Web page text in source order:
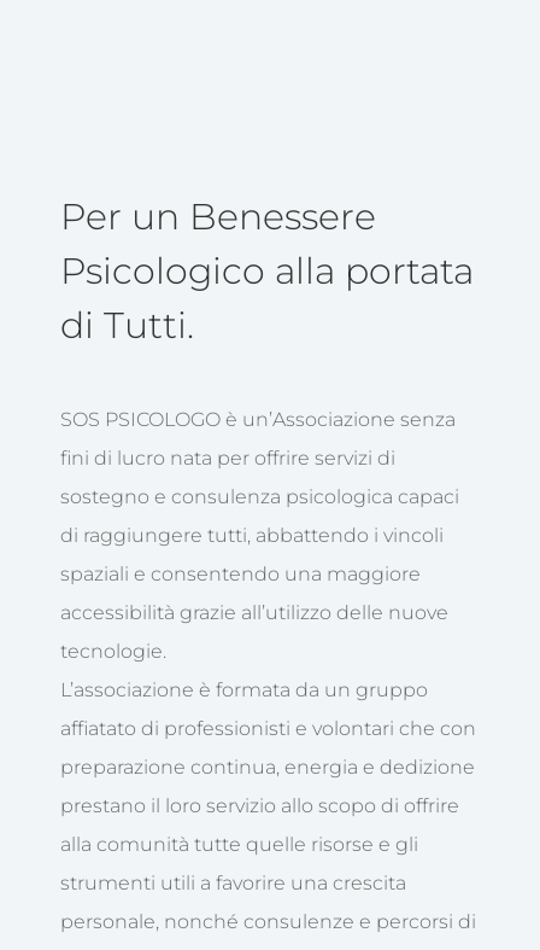
Per un Benessere
Psicologico alla portata
di Tutti.
SOS PSICOLOGO è un’Associazione senza
fini di lucro nata per offrire servizi di
sostegno e consulenza psicologica capaci
di raggiungere tutti, abbattendo i vincoli
spaziali e consentendo una maggiore
accessibilità grazie all’utilizzo delle nuove
tecnologie.
L’associazione è formata da un gruppo
affiatato di professionisti e volontari che con
preparazione continua, energia e dedizione
prestano il loro servizio allo scopo di offrire
alla comunità tutte quelle risorse e gli
strumenti utili a favorire una crescita
personale, nonché consulenze e percorsi di